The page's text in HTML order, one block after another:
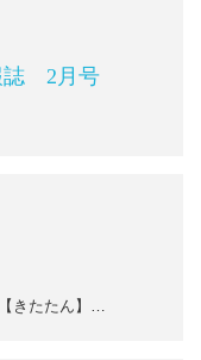
誌 2月号
きたたん】…